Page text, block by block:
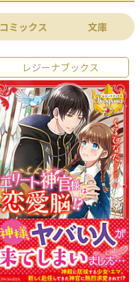
コミックス 文庫
レジーナブックス